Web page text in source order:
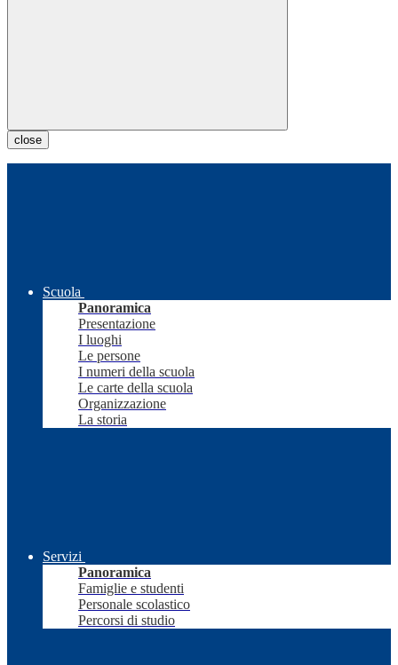
close
Scuola
Panoramica
Presentazione
I luoghi
Le persone
I numeri della scuola
Le carte della scuola
Organizzazione
La storia
Servizi
Panoramica
Famiglie e studenti
Personale scolastico
Percorsi di studio